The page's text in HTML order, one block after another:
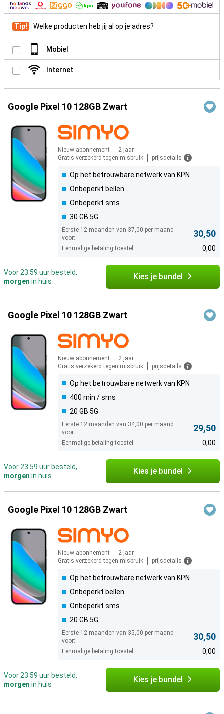
Tip! Welke producten heb jij al op je adres?
Mobiel
Internet
Google Pixel 10 128GB Zwart
Nieuw abonnement
2 jaar
Gratis verzekerd tegen misbruik
prijsdetails
Op het betrouwbare netwerk van KPN
Onbeperkt bellen
Onbeperkt sms
30 GB 5G
Eerste 12 maanden van 37,00 per maand
voor:
30,50
Eenmalige betaling toestel: 0,00
Voor 23:59 uur besteld,
morgen in huis Kies je bundel
Google Pixel 10 128GB Zwart
Nieuw abonnement
2 jaar
Gratis verzekerd tegen misbruik
prijsdetails
Op het betrouwbare netwerk van KPN
400 min / sms
20 GB 5G
Eerste 12 maanden van 34,00 per maand
voor:
29,50
Eenmalige betaling toestel: 0,00
Voor 23:59 uur besteld,
morgen in huis Kies je bundel
Google Pixel 10 128GB Zwart
Nieuw abonnement
2 jaar
Gratis verzekerd tegen misbruik
prijsdetails
Op het betrouwbare netwerk van KPN
Onbeperkt bellen
Onbeperkt sms
20 GB 5G
Eerste 12 maanden van 35,00 per maand
voor:
30,50
Eenmalige betaling toestel: 0,00
Voor 23:59 uur besteld,
morgen in huis Kies je bundel